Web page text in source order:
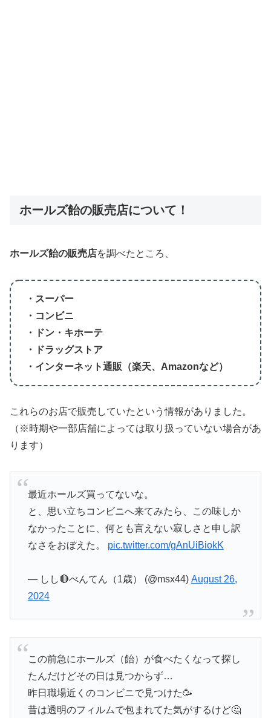
ホールズ飴の販売店について！
ホールズ飴の販売店を調べたところ、
・スーパー
・コンビニ
・ドン・キホーテ
・ドラッグストア
・インターネット通販（楽天、Amazonなど）
これらのお店で販売していたという情報がありました。
（※時期や一部店舗によっては取り扱っていない場合があ
ります）
最近ホールズ買ってないな。
と、思い立ちコンビニへ来てみたら、この味しか
なかったことに、何とも言えない寂しさと申し訳
なさをおぼえた。 pic.twitter.com/gAnUiBiokK
— しし🔴べんてん（1歳） (@msx44) August 26,
2024
この前急にホールズ（飴）が食べたくなって探し
たんだけどその日は見つからず…
昨日職場近くのコンビニで見つけた🥳
昔は透明のフィルムで包まれてた気がするけど🤔